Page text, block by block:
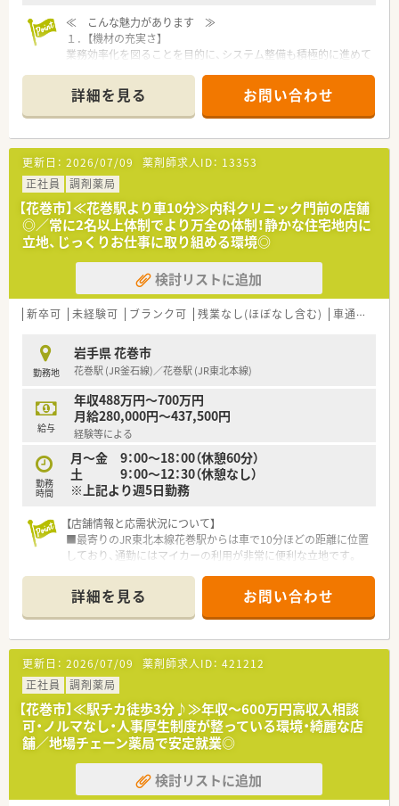
≪ こんな魅力があります ≫
１．【機材の充実さ】
業務効率化を図ることを目的に、システム整備も積極的に進めて
そのため、残業時間の短縮につながっており、月平均で5時間程
となっております。
２．【豊富なキャリアパス】
若い方にも積極的にチャンスを与える社風で、20代で管理薬剤
師になった方もいらっしゃいます。
他にも、「採用業務に携わりたい」や、「エリアマネージャーにな
りたい」など、社員のやりたいことを後押ししております！
３．【制度の充実】
・有給休暇は、1時間単位で取得が可能です。
・お子様が3歳になるまで時短勤務を採用しています。
更に紙おむつの支給もしているなど、育児中でも安心して就業で
きるような環境作りをしています。
・e-Learningの受講割引制度もあります。
力を入れています。
≪ 企業紹介 ≫
1999年に創業し、山形県新庄市を本社に置き、東北を中心に薬局
展開をしております。
山形県には現在20店舗ございます。
店舗展開が、門前薬局から敷地内薬局など、豊富であるため、偏
りなく様々な店舗で経験を積むことができるのが特徴です！
まんべんなくスキルを身に着けることができる環境です。
≪ 薬局紹介 ≫
地域を支える診療所の門前薬局で、内科・外科・小児科・循環器科・
皮膚科と幅広い科目に触れることが出来ます。
≪ こんな方にオススメ ≫
☆様々な店舗で経験を積み、地域医療に貢献していきたい方
★完全週休2日制の店舗でオンオフのメリハリをつけて働きたい
方
☆今後の同社を担ってくれる方大歓迎！
スキルアップを会社全体で支援しているため年収アップが叶う
環境です。
詳細を見る お問い合わせ
更新日： 2026/07/09 薬剤師求人ID： 13353
正社員
調剤薬局
【花巻市】≪花巻駅より車10分≫内科クリニック門前の店舗
◎／常に2名以上体制でより万全の体制！静かな住宅地内に
立地、じっくりお仕事に取り組める環境◎
検討リストに追加
新卒可 未経験可 ブランク可 残業なし(ほぼなし含む) 車通勤可
勤務地
岩手県 花巻市
花巻駅 (JR釜石線)／花巻駅 (JR東北本線)
給与
年収488万円～700万円
月給280,000円～437,500円
経験等による
勤務
時間
月～金 9：00～18：00（休憩60分）
土 9：00～12：30（休憩なし）
※上記より週5日勤務
【店舗情報と応需状況について】
■最寄りのJR東北本線花巻駅からは車で10分ほどの距離に位置
しており、通勤にはマイカーの利用が非常に便利な立地です。
たり約46枚を常勤薬剤師3名と事務2名の体制で対応していま
す。
■営業時間は平日18時までで土曜日は午前のみの開局となって
おり、無理のない人員体制でゆとりを持って働ける環境です。
【募集背景と求める人物像について】
■地域の患者様に寄り添った丁寧な対応ができる協調性のある
方を求めており、人柄を重視した採用を行っているのが特徴で
す。
■組織体制の強化を目的とした増員募集ですが、経験や年齢は不
問としており、ブランクがある方やシニア層も相談可能です。
■チームワークを大切にしながら、地域の医療ニーズに合わせた
質の高いサービスを共に提供できる前向きな方を歓迎していま
す。
詳細を見る お問い合わせ
更新日： 2026/07/09 薬剤師求人ID： 421212
正社員
調剤薬局
【花巻市】≪駅チカ徒歩3分♪≫年収～600万円高収入相談
可・ノルマなし・人事厚生制度が整っている環境・綺麗な店
舗／地場チェーン薬局で安定就業◎
検討リストに追加